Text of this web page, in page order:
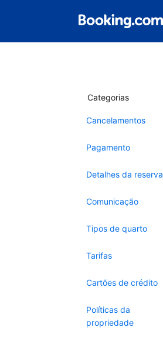
Categorias
Cancelamentos
Pagamento
Detalhes da reserva
Comunicação
Tipos de quarto
Tarifas
Cartões de crédito
Políticas da
propriedade